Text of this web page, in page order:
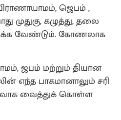
ஜெபம் ,
முதுகு, கழுத்து, தலை
வேண்டும். கோணலாக
ஜபம் மற்றும் தியான
எந்த பாகமானாலும் சரி
வைத்துக் கொள்ள